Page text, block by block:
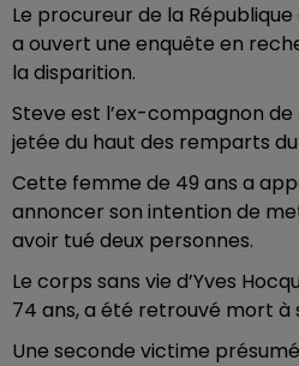
Le procureur de la
a ouvert une enquête en
la disparition.
Steve est l’ex-compagnon de
jetée du haut des remparts
Cette femme de 49 ans a
annoncer son intention de
avoir tué deux personnes.
Le corps sans vie d’Yves
74 ans, a été retrouvé mort à
Une seconde victime